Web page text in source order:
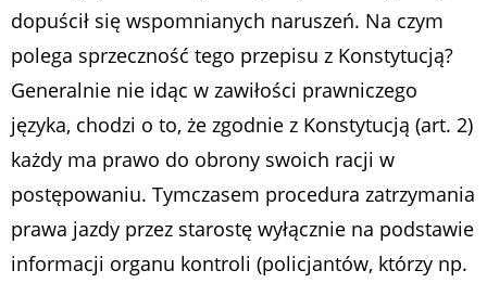
dopuścił się wspomnianych naruszeń. Na czym
polega sprzeczność tego przepisu z Konstytucją?
Generalnie nie idąc w zawiłości prawniczego
języka, chodzi o to, że zgodnie z Konstytucją (art. 2)
każdy ma prawo do obrony swoich racji w
postępowaniu. Tymczasem procedura zatrzymania
prawa jazdy przez starostę wyłącznie na podstawie
informacji organu kontroli (policjantów, którzy np.